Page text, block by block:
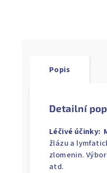
Popis
Detailní
Léčivé účinky:
žlázu a
zlomenin.
atd.